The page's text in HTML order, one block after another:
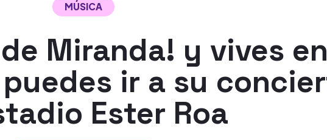
MÚSICA
Miranda! y vives en
ir a su
Ester Roa